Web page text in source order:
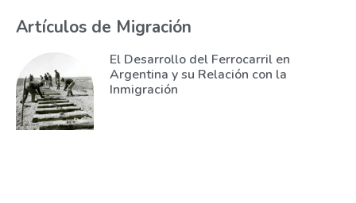
Artículos de Migración
El Desarrollo del Ferrocarril en
Argentina y su Relación con la
Inmigración